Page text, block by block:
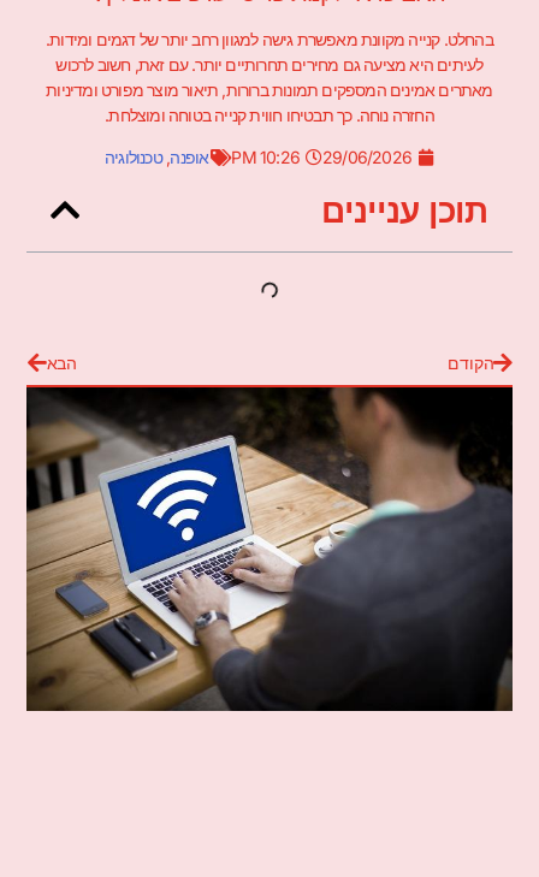
בהחלט. קנייה מקוונת מאפשרת גישה למגוון רחב יותר של דגמים ומידות.
לעיתים היא מציעה גם מחירים תחרותיים יותר. עם זאת, חשוב לרכוש
מאתרים אמינים המספקים תמונות ברורות, תיאור מוצר מפורט ומדיניות
החזרה נוחה. כך תבטיחו חווית קנייה בטוחה ומוצלחת.
29/06/2026
10:26 PM אופנה,טכנולוגיה
תוכן עניינים
הקודם הבא